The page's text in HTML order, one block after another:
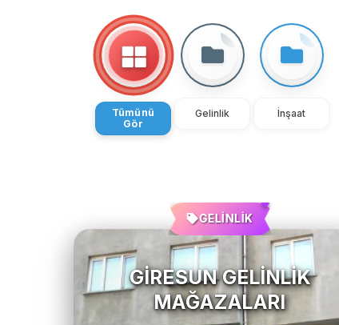
Tümünü
Gör
Gelinlik İnşaat
GELİNLİK
GIRESUN GELINLIK
MAĞAZALARI